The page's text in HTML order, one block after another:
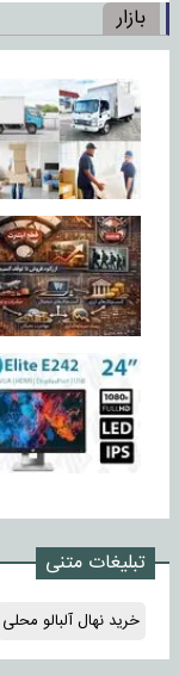
بازار
تبلیغات متنی
خرید نهال آلبالو محلی